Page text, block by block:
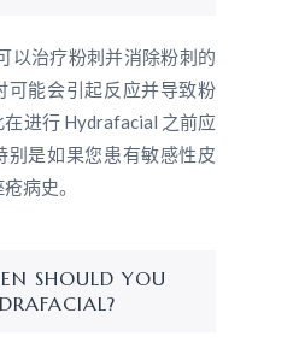
以治疗粉刺并消除粉刺的
可能会引起反应并导致粉
进行 Hydrafacial 之前应
别是如果您患有敏感性皮
病史。
SHOULD YOU